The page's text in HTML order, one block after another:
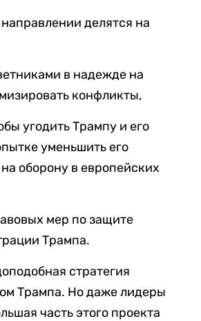
делятся на
в надежде на
конфликты,
угодить Трампу и его
уменьшить его
оборону в европейских
мер по защите
Трампа.
стратегия
Трампа. Но даже лидеры
часть этого проекта